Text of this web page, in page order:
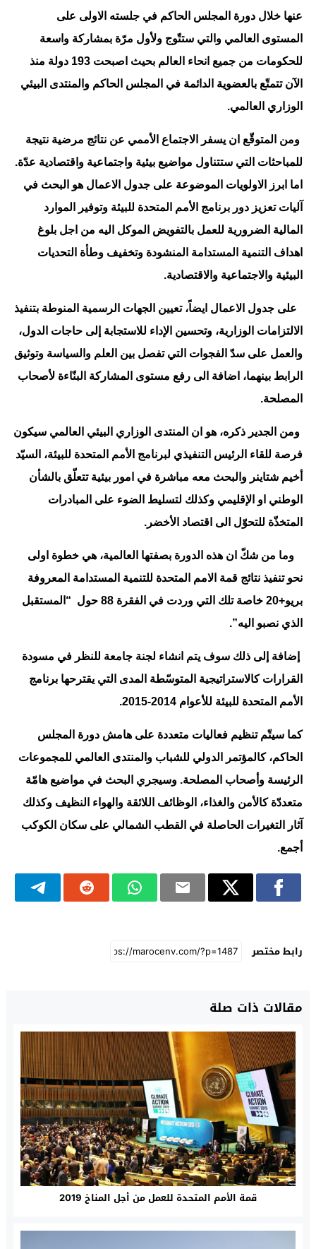
عنها خلال دورة المجلس الحاكم في جلسته الاولى على
المستوى العالمي والتي ستتّوج ولأول مرّة بمشاركة واسعة
للحكومات من جميع انحاء العالم بحيث اصبحت 193 دولة منذ
الآن تتمتّع بالعضوية الدائمة في المجلس الحاكم والمنتدى البيئي
الوزاري العالمي.
ومن المتوقّع ان يسفر الاجتماع الأممي عن نتائج مرضية نتيجة
للمباحثات التي ستتناول مواضيع بيئية واجتماعية واقتصادية عدّة.
اما ابرز الاولويات الموضوعة على جدول الاعمال هو البحث في
آليات تعزيز دور برنامج الأمم المتحدة للبيئة وتوفير الموارد
المالية الضرورية للعمل بالتفويض الموكل اليه من اجل بلوغ
اهداف التنمية المستدامة المنشودة وتخفيف وطأة التحديات
البيئية والاجتماعية والاقتصادية.
على جدول الاعمال ايضاً، تعيين الجهات الرسمية المنوطة بتنفيذ
الالتزامات الوزارية، وتحسين الإداء للاستجابة إلى حاجات الدول،
والعمل على سدّ الفجوات التي تفصل بين العلم والسياسة وتوثيق
الرابط بينهما، اضافة الى رفع مستوى المشاركة البنّاءة لأصحاب
المصلحة.
ومن الجدير ذكره، هو ان المنتدى الوزاري البيئي العالمي سيكون
فرصة للقاء الرئيس التنفيذي لبرنامج الأمم المتحدة للبيئة، السيّد
أخيم شتاينر والبحث معه مباشرة في امور بيئية تتعلّق بالشأن
الوطني او الإقليمي وكذلك لتسليط الضوء على المبادرات
المتخذّة للتحوّل الى اقتصاد الأخضر.
وما من شكّ ان هذه الدورة بصفتها العالمية، هي خطوة اولى
نحو تنفيذ نتائج قمة الامم المتحدة للتنمية المستدامة المعروفة
بريو+20 خاصة تلك التي وردت في الفقرة 88 حول “المستقبل
الذي نصبو اليه”.
إضافة إلى ذلك سوف يتم انشاء لجنة جامعة للنظر في مسودة
القرارات كالاستراتيجية المتوسّطة المدى التي يقترحها برنامج
الأمم المتحدة للبيئة للأعوام 2014-2015.
كما سيتّم تنظيم فعاليات متعددة على هامش دورة المجلس
الحاكم، كالمؤتمر الدولي للشباب والمنتدى العالمي للمجموعات
الرئيسة وأصحاب المصلحة. وسيجري البحث في مواضيع هامّة
متعددّة كالأمن والغذاء، الوظائف اللائقة والهواء النظيف وكذلك
آثار التغيرات الحاصلة في القطب الشمالي على سكان الكوكب
أجمع.
رابط مختصر
مقالات ذات صلة
قمة الأمم المتحدة للعمل من أجل المناخ 2019